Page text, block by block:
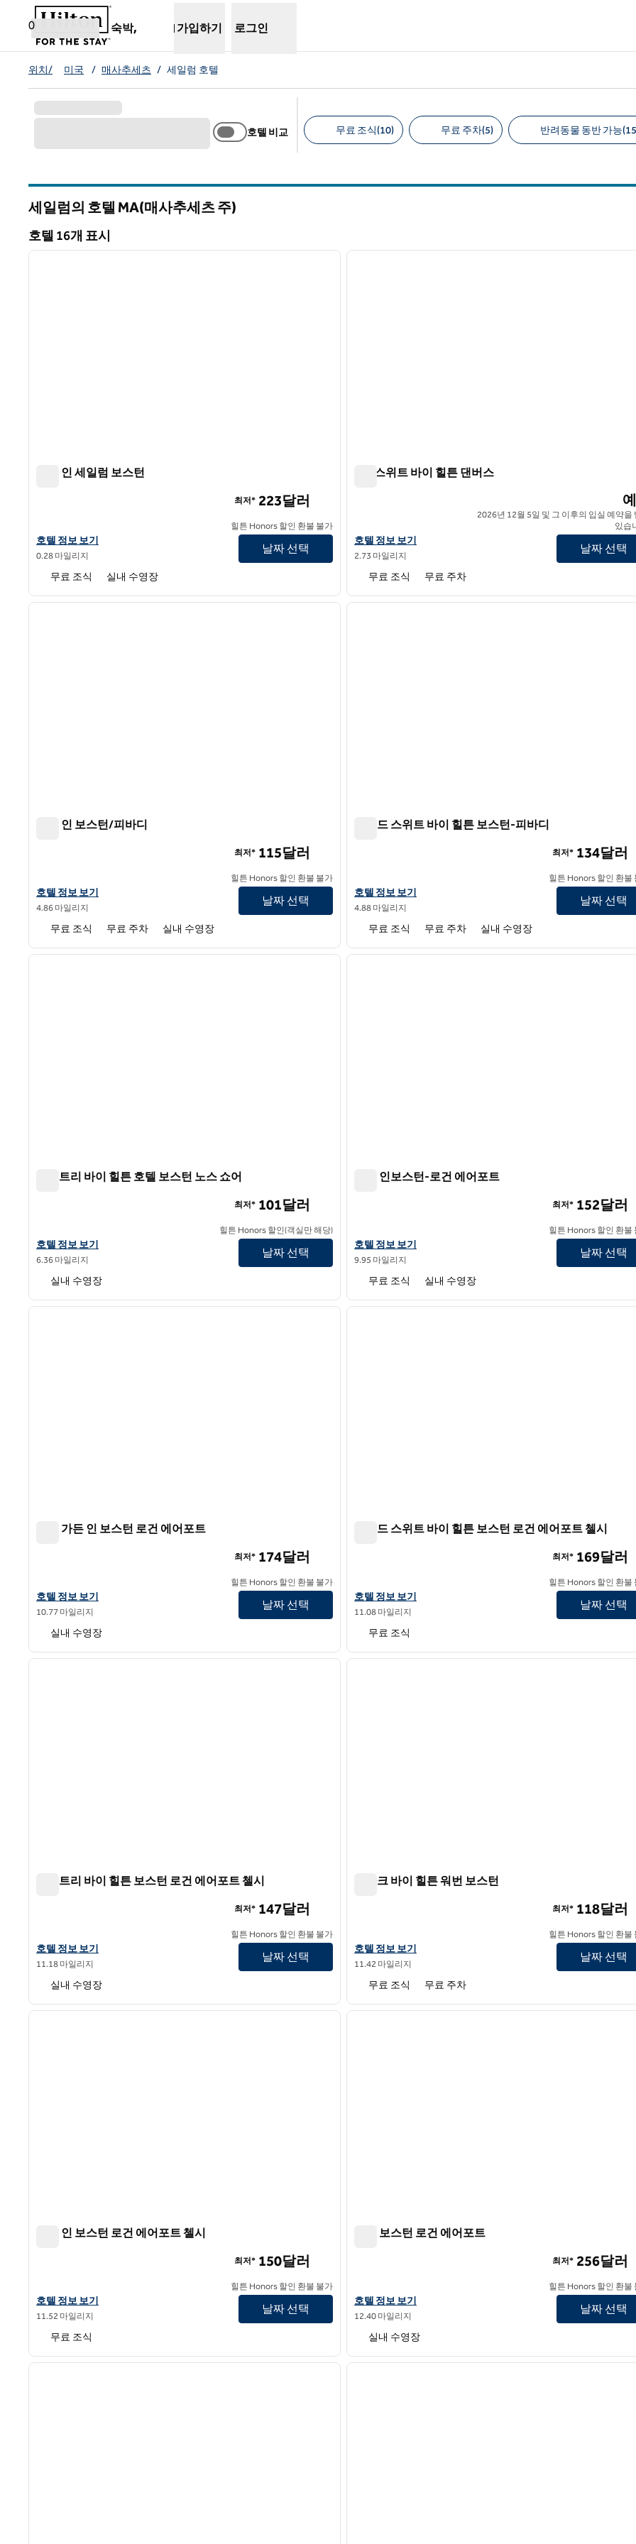
콘텐츠로 이동
0
숙박,
새 탭 열림
가입하기 로그인
위치/ 미국 / 매사추세츠 / 세일럼 호텔
호텔 비교 무료 조식(10) 무료 주차(5) 반려동물 동반 가능
세일럼의 호텔 MA(매사추세츠 주)
호텔 16개 표시
호텔 16개 표시
1/12
다음 이미지
햄튼 인 세일럼 보스턴
햄튼 인 세일럼 보스턴의 호텔 정보 보기
호텔 정보 보기
0.28 마일리지
최저* 223달러
힐튼 Honors 할인 환불 불가
날짜 선택
무료 조식 실내 수영장
1/10
홈2 스위트 바이 힐튼 댄버스
홈2 스위트 바이 힐튼 댄버의 호텔 정보 보기
호텔 정보 보기
2.73 마일리지
2026년 12월 5일 및 그 이후의 입실 예약을
있습
날짜 선택
무료 조식 무료 주차
1/12
다음 이미지
햄튼 인 보스턴/피바디
햄튼 인 보스턴/피바디의 호텔 정보 보기
호텔 정보 보기
4.86 마일리지
최저* 115달러
힐튼 Honors 할인 환불 불가
날짜 선택
무료 조식 무료 주차 실내 수영장
1/12
홈우드 스위트 바이 힐튼 보스턴-피바디
홈우드 스위트 바이 힐튼 보스턴-피바디의 호텔 정보 보기
호텔 정보 보기
4.88 마일리지
최저* 134달러
힐튼 Honors 할인 환불
날짜 선택
무료 조식 무료 주차 실내 수영장
1/12
다음 이미지
더블트리 바이 힐튼 호텔 보스턴 노스 쇼어
더블트리 바이 힐튼 호텔 보스턴 노스 쇼어의 호텔 정보 보기
호텔 정보 보기
6.36 마일리지
최저* 101달러
힐튼 Honors 할인(객실만 해당)
날짜 선택
실내 수영장
1/12
힐튼 인보스턴-로건 에어포트
햄튼 인 보스턴-로건 에어포트의 호텔 정보 보기
호텔 정보 보기
9.95 마일리지
최저* 152달러
힐튼 Honors 할인 환불
날짜 선택
무료 조식 실내 수영장
1/12
다음 이미지
힐튼 가든 인 보스턴 로건 에어포트
힐튼 가든 인 보스턴 로건 에어포트의 호텔 정보 보기
호텔 정보 보기
10.77 마일리지
최저* 174달러
힐튼 Honors 할인 환불 불가
날짜 선택
실내 수영장
1/12
홈우드 스위트 바이 힐튼 보스턴 로건 에어포트 첼시
홈우드 스위트 바이 힐튼 보스턴 로건 에어포트 첼시의 호텔 정보 보
호텔 정보 보기
11.08 마일리지
최저* 169달러
힐튼 Honors 할인 환불
날짜 선택
무료 조식
1/12
다음 이미지
더블트리 바이 힐튼 보스턴 로건 에어포트 첼시
더블트리 바이 힐튼 보스턴 로건 에어포트 첼시의 호텔 정보 보기
호텔 정보 보기
11.18 마일리지
최저* 147달러
힐튼 Honors 할인 환불 불가
날짜 선택
실내 수영장
1/12
스파크 바이 힐튼 워번 보스턴
스파크 바이 힐튼 워번 보스턴의 호텔 정보 보기
호텔 정보 보기
11.42 마일리지
최저* 118달러
힐튼 Honors 할인 환불
날짜 선택
무료 조식 무료 주차
1/12
다음 이미지
햄튼 인 보스턴 로건 에어포트 첼시
햄튼 인 보스턴 로건 에어포트 첼시의 호텔 정보 보기
호텔 정보 보기
11.52 마일리지
최저* 150달러
힐튼 Honors 할인 환불 불가
날짜 선택
무료 조식
1/12
힐튼 보스턴 로건 에어포트
힐튼 보스턴 로건 에어포트의 호텔 정보 보기
호텔 정보 보기
12.40 마일리지
최저* 256달러
힐튼 Honors 할인 환불
날짜 선택
실내 수영장
1/12
다음 이미지
1/12